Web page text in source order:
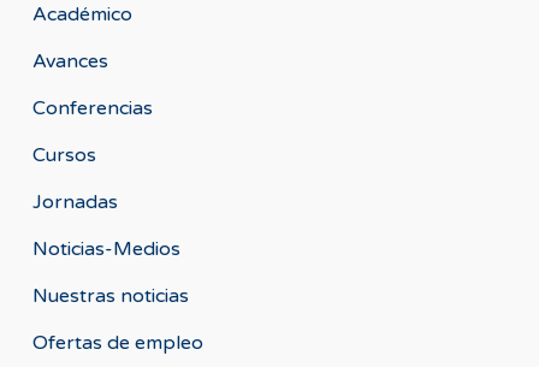
Académico
Avances
Conferencias
Cursos
Jornadas
Noticias-Medios
Nuestras noticias
Ofertas de empleo